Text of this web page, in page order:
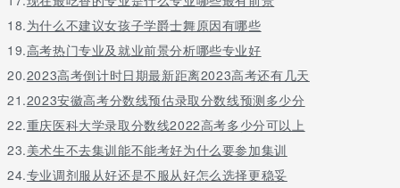
18.为什么不建议女孩子学爵士舞原因有哪些
19.高考热门专业及就业前景分析哪些专业好
20.2023高考倒计时日期最新距离2023高考还有几天
21.2023安徽高考分数线预估录取分数线预测多少分
22.重庆医科大学录取分数线2022高考多少分可以上
23.美术生不去集训能不能考好为什么要参加集训
24.专业调剂服从好还是不服从好怎么选择更稳妥